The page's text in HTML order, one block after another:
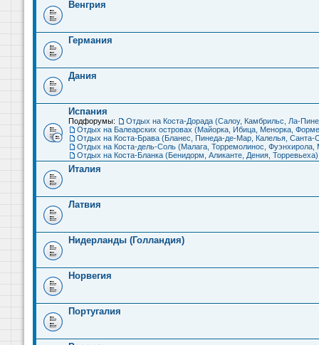
Венгрия
Германия
Дания
Испания
Подфорумы: Отдых на Коста-Дорада (Салоу, Камбрильс, Ла-
Отдых на Балеарских островах (Майорка, Ибица, Менорка,
Отдых на Коста-Брава (Бланес, Пинеда-де-Мар, Калелья, Санта-
Отдых на Коста-дель-Соль (Малага, Торремолинос, Фуэнхирола,
Отдых на Коста-Бланка (Бенидорм, Аликанте, Дения, Торревьеха)
Италия
Латвия
Нидерланды (Голландия)
Норвегия
Португалия